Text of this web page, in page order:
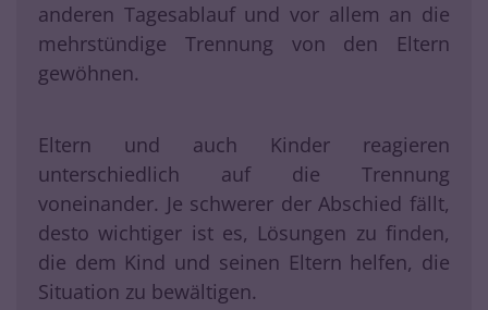
anderen Tagesablauf und vor allem an die
mehrstündige Trennung von den Eltern
gewöhnen.
Eltern und auch Kinder reagieren
unterschiedlich auf die Trennung
voneinander. Je schwerer der Abschied fällt,
desto wichtiger ist es, Lösungen zu finden,
die dem Kind und seinen Eltern helfen, die
Situation zu bewältigen.